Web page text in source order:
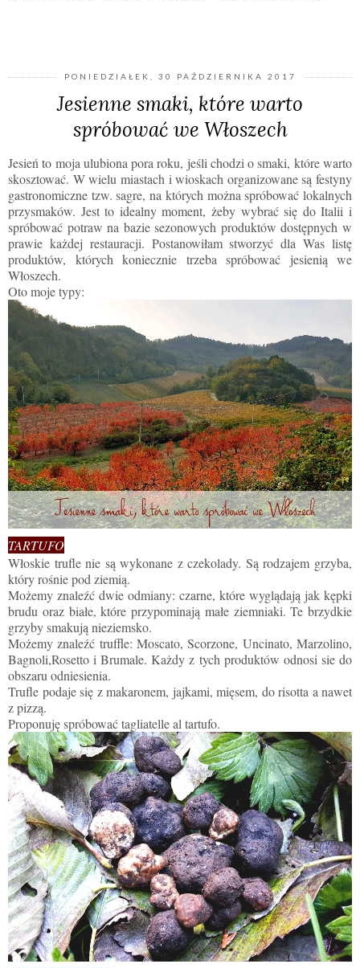
PONIEDZIAŁEK, 30 PAŹDZIERNIKA 2017
Jesienne smaki, które warto
spróbować we Włoszech
Jesień to moja ulubiona pora roku, jeśli chodzi o smaki, które warto
skosztować. W wielu miastach i wioskach organizowane są festyny
gastronomiczne tzw. sagre, na których można spróbować lokalnych
przysmaków. Jest to idealny moment, żeby wybrać się do Italii i
spróbować potraw na bazie sezonowych produktów dostępnych w
prawie każdej restauracji. Postanowiłam stworzyć dla Was listę
produktów, których koniecznie trzeba spróbować jesienią we
Włoszech.
Oto moje typy:
TARTUFO
Włoskie trufle nie są wykonane z czekolady. Są rodzajem grzyba,
który rośnie pod ziemią.
Możemy znaleźć dwie odmiany: czarne, które wyglądają jak kępki
brudu oraz białe, które przypominają małe ziemniaki. Te brzydkie
grzyby smakują nieziemsko.
Możemy znaleźć truffle: Moscato, Scorzone, Uncinato, Marzolino,
Bagnoli,Rosetto i Brumale. Każdy z tych produktów odnosi sie do
obszaru odniesienia.
Trufle podaje się z makaronem, jajkami, mięsem, do risotta a nawet
z pizzą.
Proponuję spróbować tagliatelle al tartufo.